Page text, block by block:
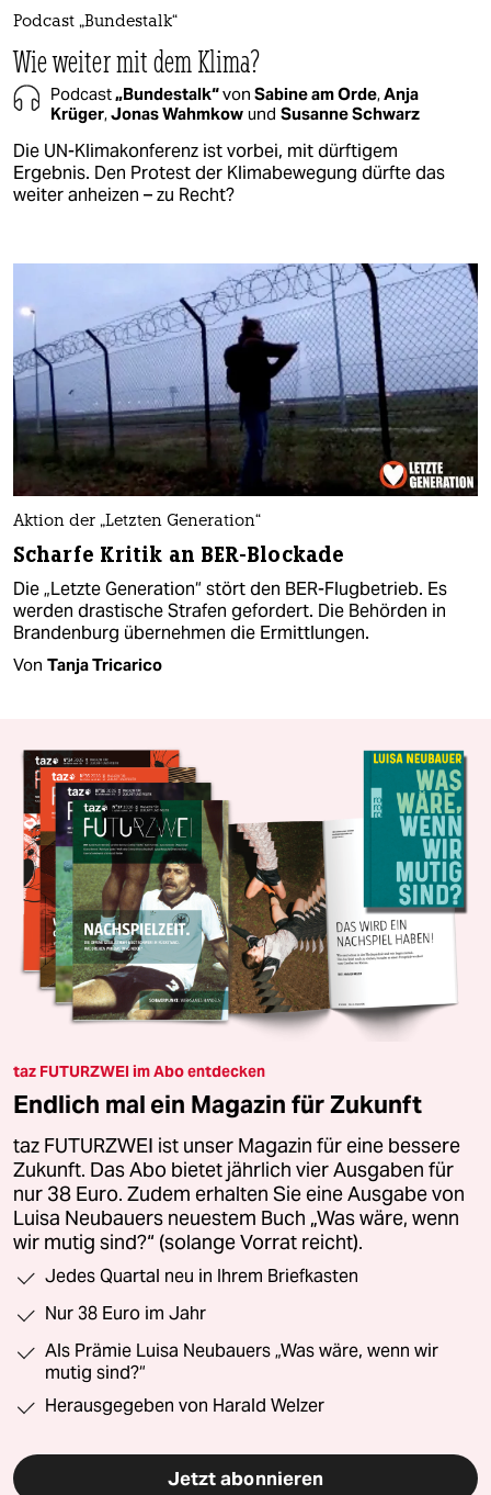
Podcast „Bundestalk“
Wie weiter mit dem Klima?
Podcast„Bundestalk“von Sabine am Orde,Anja
Krüger,Jonas Wahmkow und Susanne Schwarz
Die UN-Klimakonferenz ist vorbei, mit dürftigem
Ergebnis. Den Protest der Klimabewegung dürfte das
weiter anheizen – zu Recht?
Aktion der „Letzten Generation“
Scharfe Kritik an BER-Blockade
Die „Letzte Generation“ stört den BER-Flugbetrieb. Es
werden drastische Strafen gefordert. Die Behörden in
Brandenburg übernehmen die Ermittlungen.
Von Tanja Tricarico
taz FUTURZWEI im Abo entdecken
Endlich mal ein Magazin für Zukunft
taz FUTURZWEI ist unser Magazin für eine bessere
Zukunft. Das Abo bietet jährlich vier Ausgaben für
nur 38 Euro. Zudem erhalten Sie eine Ausgabe von
Luisa Neubauers neuestem Buch „Was wäre, wenn
wir mutig sind?“ (solange Vorrat reicht).
Jedes Quartal neu in Ihrem Briefkasten
Nur 38 Euro im Jahr
Als Prämie Luisa Neubauers „Was wäre, wenn wir
mutig sind?“
Herausgegeben von Harald Welzer
Jetzt abonnieren